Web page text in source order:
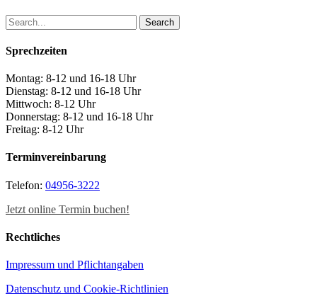
Search
Sprechzeiten
Montag: 8-12 und 16-18 Uhr
Dienstag: 8-12 und 16-18 Uhr
Mittwoch: 8-12 Uhr
Donnerstag: 8-12 und 16-18 Uhr
Freitag: 8-12 Uhr
Terminvereinbarung
Telefon: 04956-3222
Jetzt online Termin buchen!
Rechtliches
Impressum und Pflichtangaben
Datenschutz und Cookie-Richtlinien